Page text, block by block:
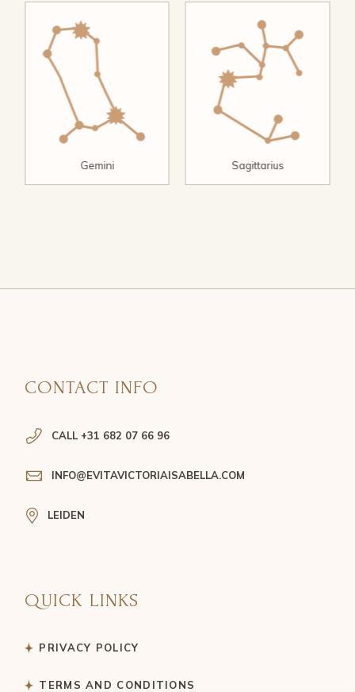
Gemini Sagittarius
CONTACT INFO
CALL +31 682 07 66 96
INFO@EVITAVICTORIAISABELLA.COM
LEIDEN
QUICK LINKS
PRIVACY POLICY
TERMS AND CONDITIONS